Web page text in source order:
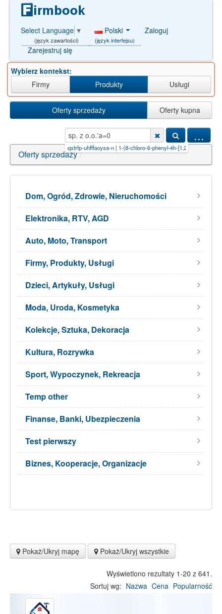
Select Language ▼
(język zawartości)
Polski
(język interfejsu)
Zaloguj
Zarejestruj się
Wybierz kontekst:
Firmy
Produkty Usługi
Oferty sprzedaży Oferty kupna
...
qztilthmqxtrfp-uhfffaoysa-n|1-(8-chloro-6-phenyl-4h-[1,2,4]t|fjybtjqvhjsfhd-
Oferty sprzedaży /
Dom, Ogród, Zdrowie, Nieruchomości
Elektronika, RTV, AGD
Auto, Moto, Transport
Firmy, Produkty, Usługi
Dzieci, Artykuły, Usługi
Moda, Uroda, Kosmetyka
Kolekcje, Sztuka, Dekoracja
Kultura, Rozrywka
Sport, Wypoczynek, Rekreacja
Temp other
Finanse, Banki, Ubezpieczenia
Test pierwszy
Biznes, Kooperacje, Organizacje
Pokaż/Ukryj mapę Pokaż/Ukryj wszystkie
Wyświetlono rezultaty 1-20 z 641.
Sortuj wg: Nazwa Cena Popularność